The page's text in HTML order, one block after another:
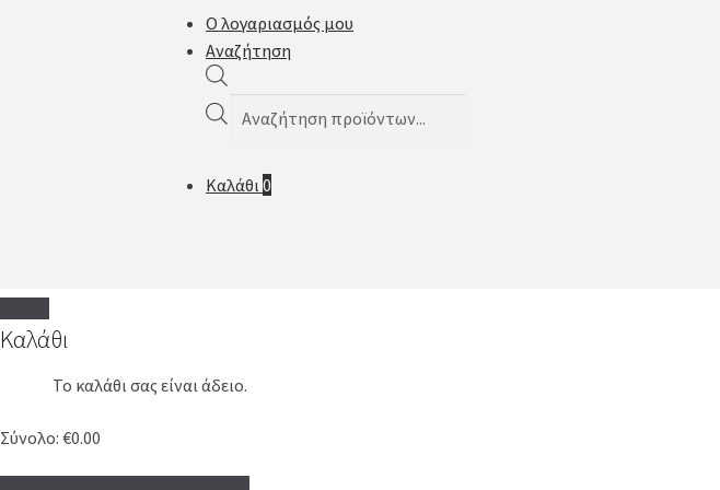
Ο λογαριασμός μου
Αναζήτηση
Products
search
Καλάθι0
Καλάθι
Το καλάθι σας είναι άδειο.
Σύνολο: €0.00